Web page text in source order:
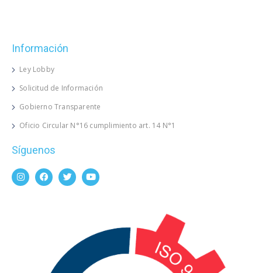
Información
Ley Lobby
Solicitud de Información
Gobierno Transparente
Oficio Circular N°16 cumplimiento art. 14 N°1
Síguenos